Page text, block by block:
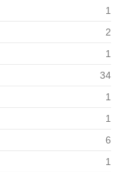
1
2
1
34
1
1
6
1